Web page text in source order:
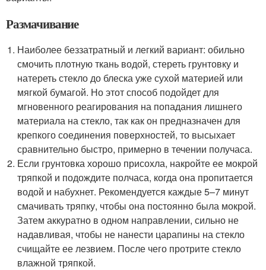
Размачивание
Наиболее беззатратный и легкий вариант: обильно
смочить плотную ткань водой, стереть грунтовку и
натереть стекло до блеска уже сухой материей или
мягкой бумагой. Но этот способ подойдет для
мгновенного реагирования на попадания лишнего
материала на стекло, так как он предназначен для
крепкого соединения поверхностей, то высыхает
сравнительно быстро, примерно в течении получаса.
Если грунтовка хорошо присохла, накройте ее мокрой
тряпкой и подождите полчаса, когда она пропитается
водой и набухнет. Рекомендуется каждые 5–7 минут
смачивать тряпку, чтобы она постоянно была мокрой.
Затем аккуратно в одном направлении, сильно не
надавливая, чтобы не нанести царапины на стекло
счищайте ее лезвием. После чего протрите стекло
влажной тряпкой.